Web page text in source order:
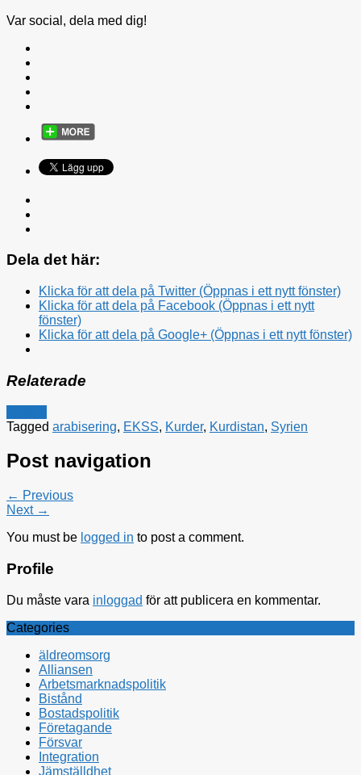
Var social, dela med dig!
Dela det här:
Klicka för att dela på Twitter (Öppnas i ett nytt fönster)
Klicka för att dela på Facebook (Öppnas i ett nytt
fönster)
Klicka för att dela på Google+ (Öppnas i ett nytt fönster)
Relaterade
Tagged arabisering, EKSS, Kurder, Kurdistan, Syrien
Post navigation
← Previous
Next →
You must be logged in to post a comment.
Profile
Du måste vara inloggad för att publicera en kommentar.
Categories
äldreomsorg
Alliansen
Arbetsmarknadspolitik
Bistånd
Bostadspolitik
Företagande
Försvar
Integration
Jämställdhet